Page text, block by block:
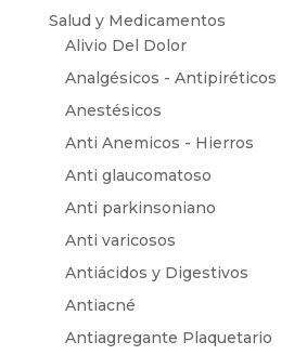
Salud y Medicamentos
Alivio Del Dolor
Analgésicos - Antipiréticos
Anestésicos
Anti Anemicos - Hierros
Anti glaucomatoso
Anti parkinsoniano
Anti varicosos
Antiácidos y Digestivos
Antiacné
Antiagregante Plaquetario